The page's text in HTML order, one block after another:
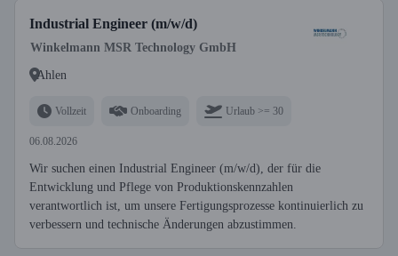
Industrial Engineer (m/w/d)
Winkelmann MSR Technology GmbH
Ahlen
Vollzeit Onboarding Urlaub >= 30
06.08.2026
Wir suchen einen Industrial Engineer (m/w/d), der für die
Entwicklung und Pflege von Produktionskennzahlen
verantwortlich ist, um unsere Fertigungsprozesse kontinuierlich zu
verbessern und technische Änderungen abzustimmen.